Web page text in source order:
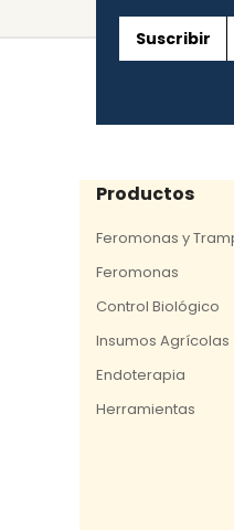
Suscribir
Productos
Feromonas y
Feromonas
Control Biológico
Insumos Agrícolas
Endoterapia
Herramientas